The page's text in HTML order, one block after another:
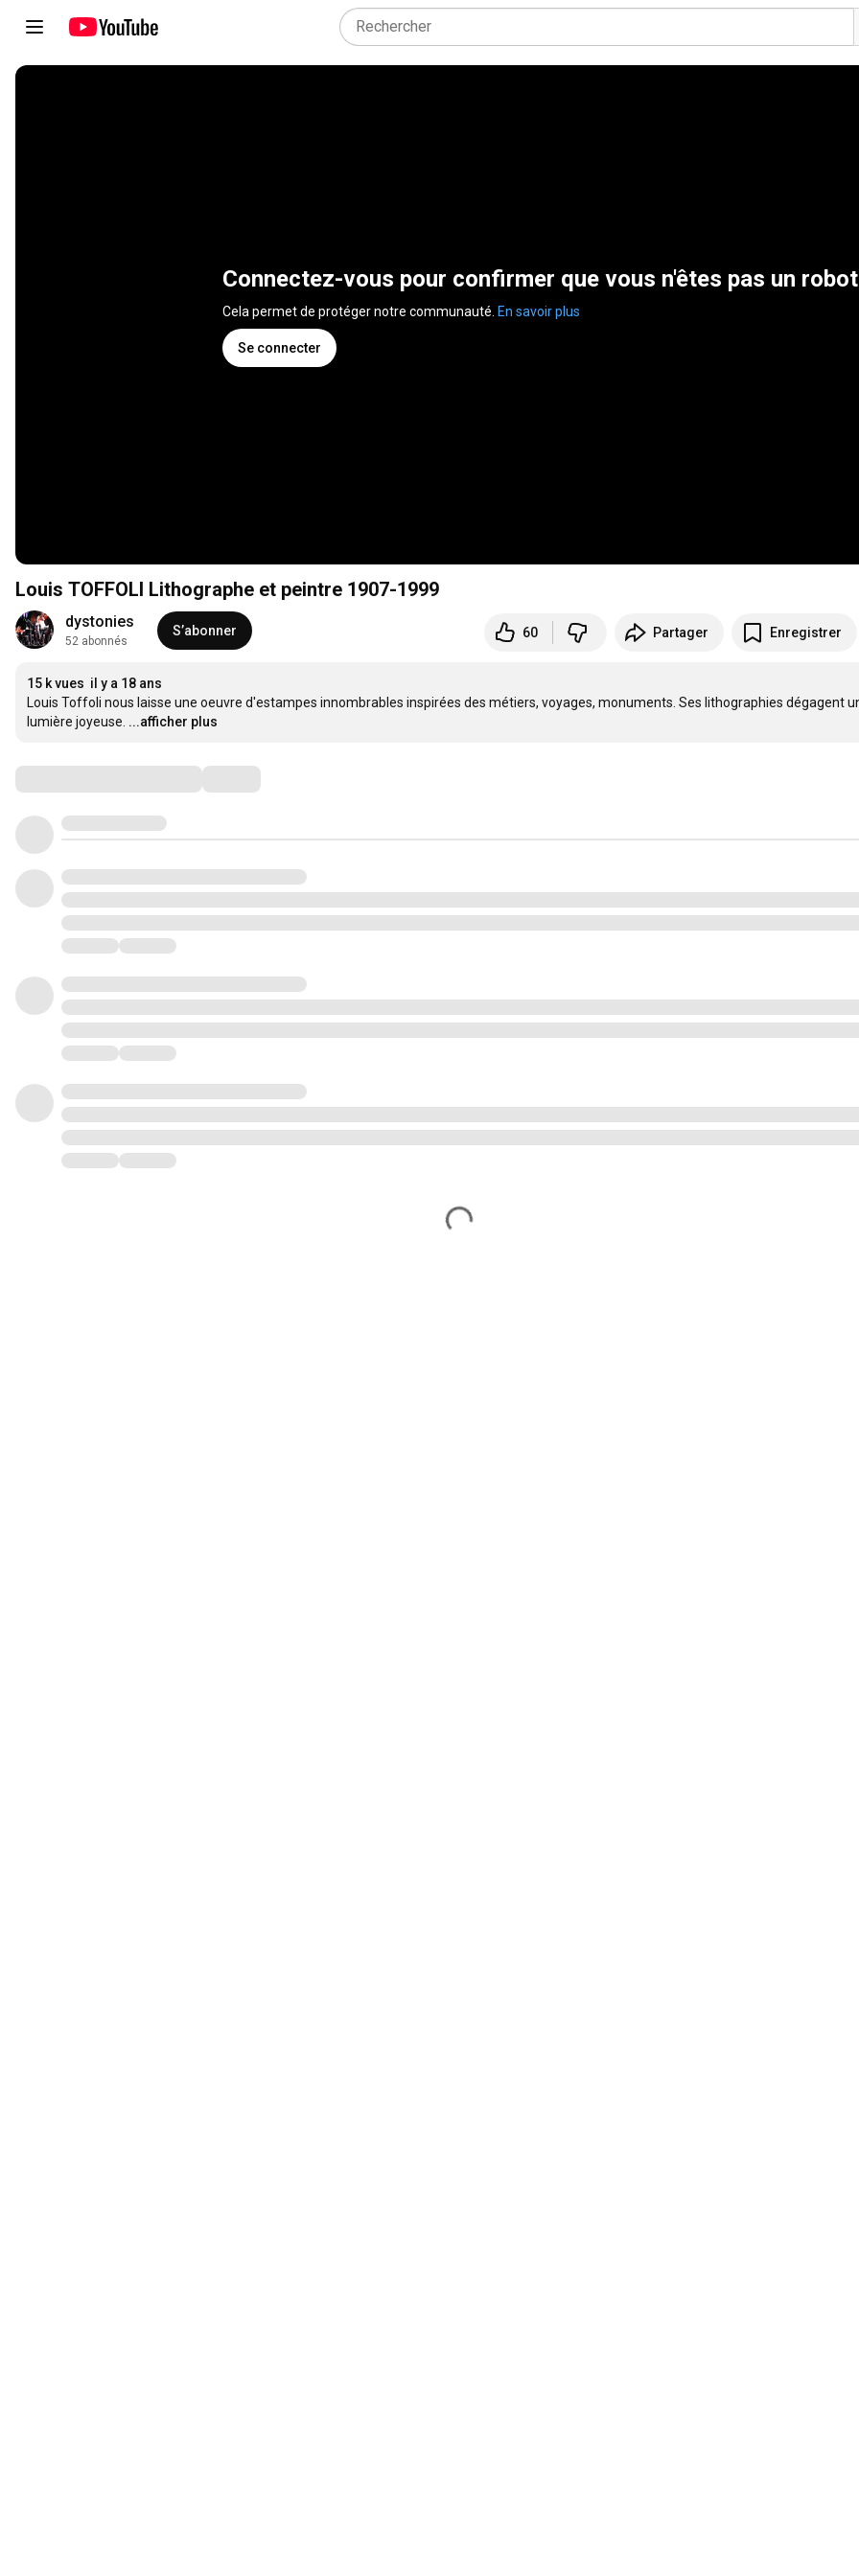
Connectez-vous pour confirmer que vous n'êtes pas un robot
Cela permet de protéger notre communauté. En savoir plus
Se connecter
Louis TOFFOLI Lithographe et peintre 1907-1999
dystonies
52 abonnés
S’abonner 60 Partager Enregistrer
15 k vues il y a 18 ans
Louis Toffoli nous laisse une oeuvre d'estampes innombrables inspirées des métiers, voyages, monuments. Ses lithographies dégagent
lumière joyeuse. ...afficher plus